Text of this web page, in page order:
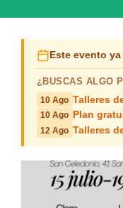
Este evento
¿BUSCAS ALGO
10 Ago Talleres
10 Ago Plan
12 Ago Talleres